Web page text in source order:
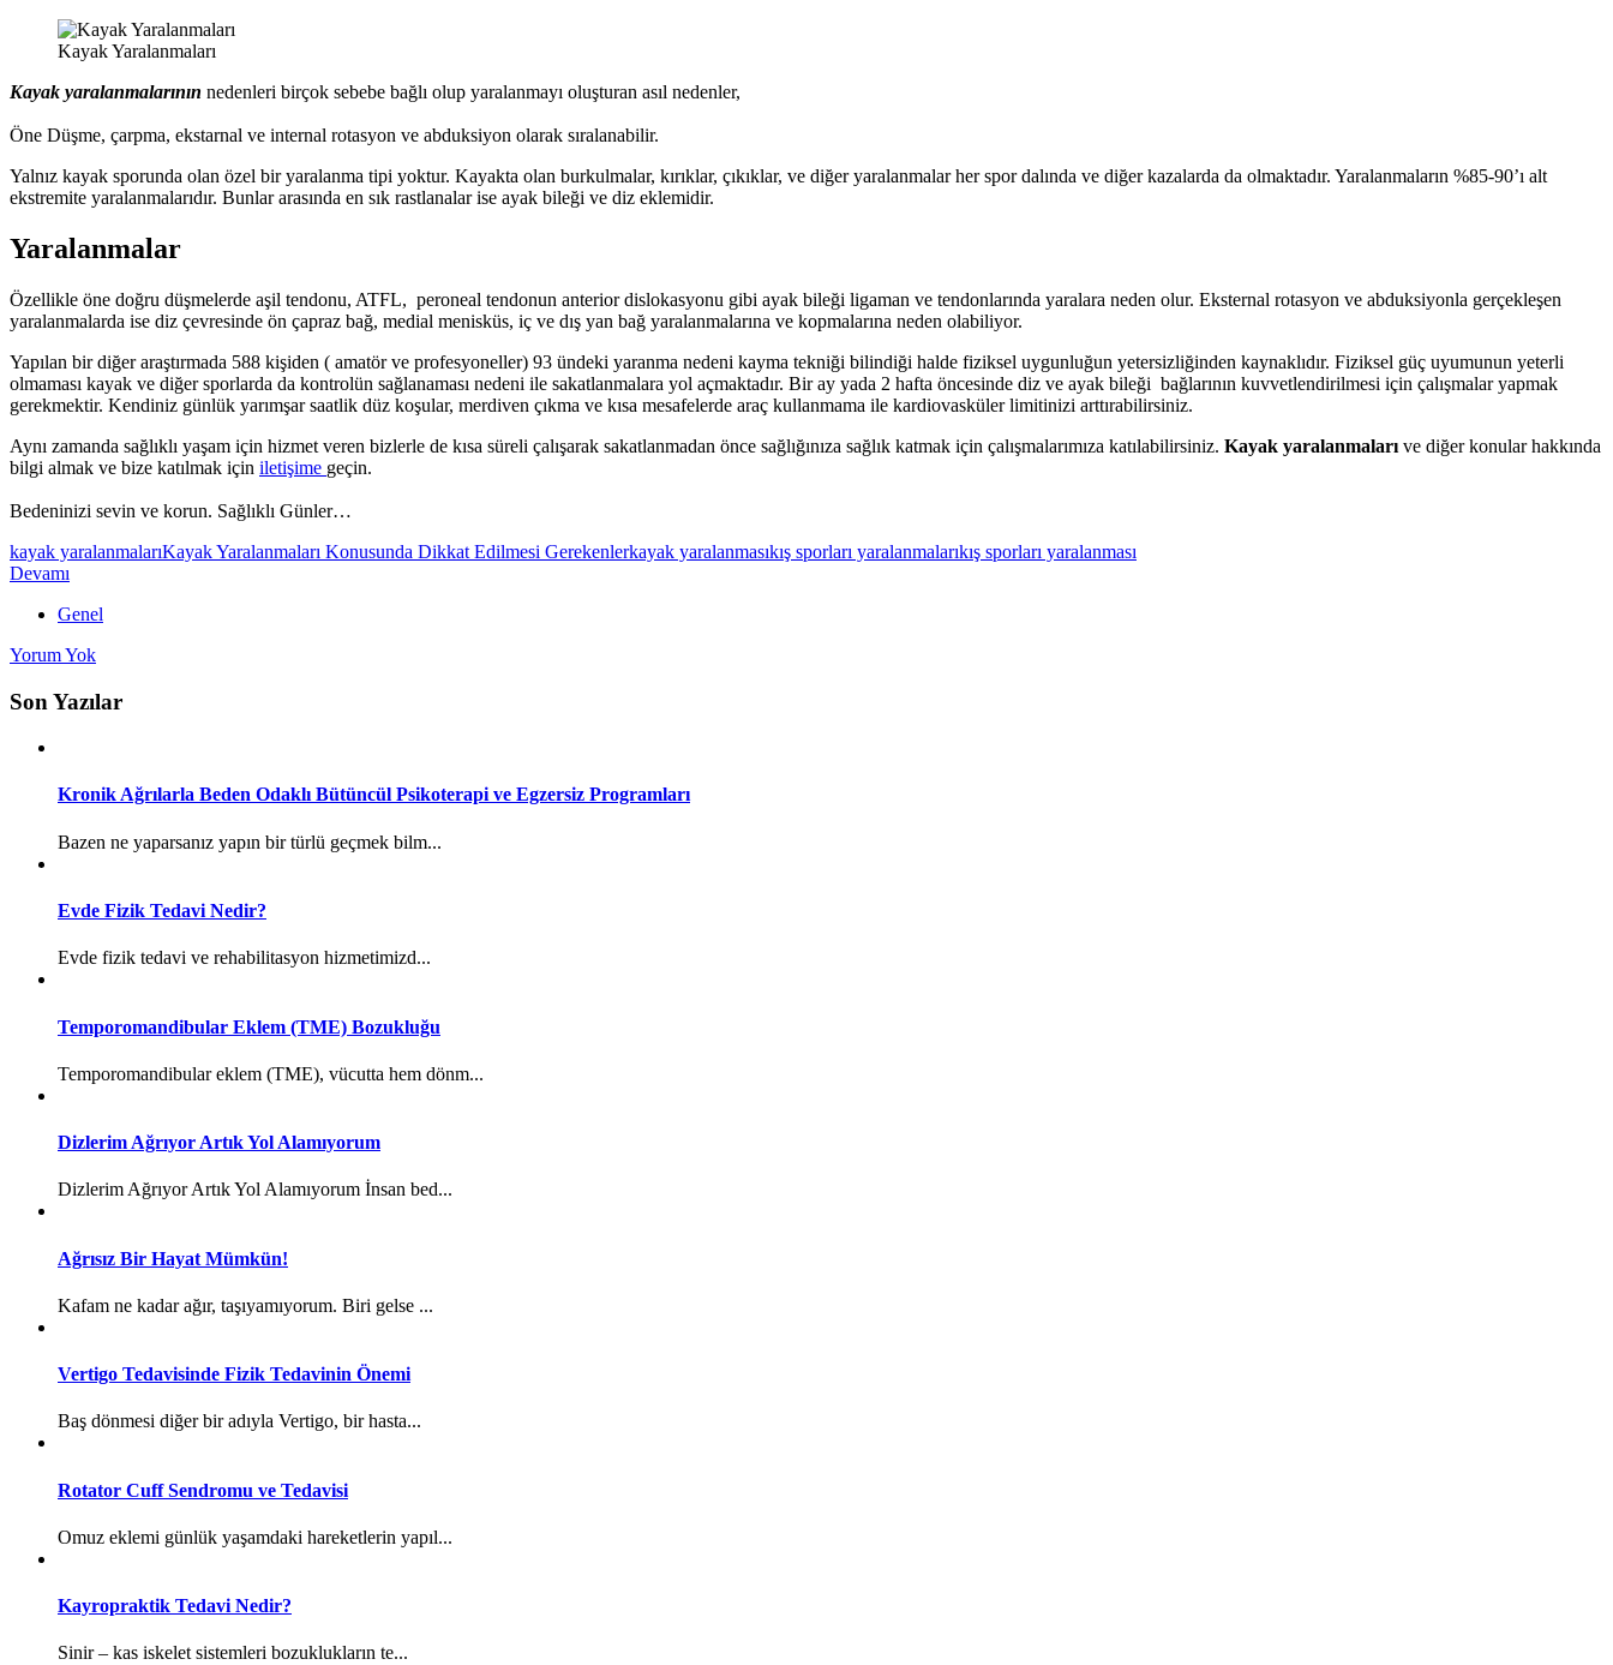
Kayak Yaralanmaları
Kayak yaralanmalarının nedenleri birçok sebebe bağlı olup yaralanmayı oluşturan asıl nedenler,
Öne Düşme, çarpma, ekstarnal ve internal rotasyon ve abduksiyon olarak sıralanabilir.
Yalnız kayak sporunda olan özel bir yaralanma tipi yoktur. Kayakta olan burkulmalar, kırıklar, çıkıklar, ve diğer yaralanmalar her spor dalında ve diğer kazalarda da olmaktadır. Yaralanmaların %85-90’ı alt
ekstremite yaralanmalarıdır. Bunlar arasında en sık rastlanalar ise ayak bileği ve diz eklemidir.
Yaralanmalar
Özellikle öne doğru düşmelerde aşil tendonu, ATFL, peroneal tendonun anterior dislokasyonu gibi ayak bileği ligaman ve tendonlarında yaralara neden olur. Eksternal rotasyon ve abduksiyonla gerçekleşen
yaralanmalarda ise diz çevresinde ön çapraz bağ, medial menisküs, iç ve dış yan bağ yaralanmalarına ve kopmalarına neden olabiliyor.
Yapılan bir diğer araştırmada 588 kişiden ( amatör ve profesyoneller) 93 ündeki yaranma nedeni kayma tekniği bilindiği halde fiziksel uygunluğun yetersizliğinden kaynaklıdır. Fiziksel güç uyumunun yeterli
olmaması kayak ve diğer sporlarda da kontrolün sağlanaması nedeni ile sakatlanmalara yol açmaktadır. Bir ay yada 2 hafta öncesinde diz ve ayak bileği bağlarının kuvvetlendirilmesi için çalışmalar yapmak
gerekmektir. Kendiniz günlük yarımşar saatlik düz koşular, merdiven çıkma ve kısa mesafelerde araç kullanmama ile kardiovasküler limitinizi arttırabilirsiniz.
Aynı zamanda sağlıklı yaşam için hizmet veren bizlerle de kısa süreli çalışarak sakatlanmadan önce sağlığınıza sağlık katmak için çalışmalarımıza katılabilirsiniz. Kayak yaralanmaları ve diğer konular hakkında
bilgi almak ve bize katılmak için iletişime geçin.
Bedeninizi sevin ve korun. Sağlıklı Günler…
kayak yaralanmalarıKayak Yaralanmaları Konusunda Dikkat Edilmesi Gerekenlerkayak yaralanmasıkış sporları yaralanmalarıkış sporları yaralanması
Devamı
Genel
Yorum Yok
Son Yazılar
Kronik Ağrılarla Beden Odaklı Bütüncül Psikoterapi ve Egzersiz Programları
Bazen ne yaparsanız yapın bir türlü geçmek bilm...
Evde Fizik Tedavi Nedir?
Evde fizik tedavi ve rehabilitasyon hizmetimizd...
Temporomandibular Eklem (TME) Bozukluğu
Temporomandibular eklem (TME), vücutta hem dönm...
Dizlerim Ağrıyor Artık Yol Alamıyorum
Dizlerim Ağrıyor Artık Yol Alamıyorum İnsan bed...
Ağrısız Bir Hayat Mümkün!
Kafam ne kadar ağır, taşıyamıyorum. Biri gelse ...
Vertigo Tedavisinde Fizik Tedavinin Önemi
Baş dönmesi diğer bir adıyla Vertigo, bir hasta...
Rotator Cuff Sendromu ve Tedavisi
Omuz eklemi günlük yaşamdaki hareketlerin yapıl...
Kayropraktik Tedavi Nedir?
Sinir – kas iskelet sistemleri bozuklukların te...